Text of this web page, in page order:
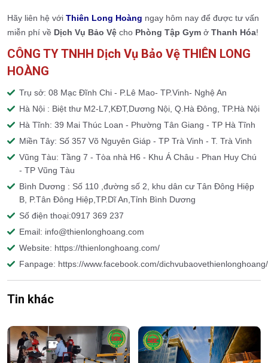
Hãy liên hệ với Thiên Long Hoàng ngay hôm nay để được tư vấn
miễn phí về Dịch Vụ Bảo Vệ cho Phòng Tập Gym ở Thanh Hóa!
CÔNG TY TNHH Dịch Vụ Bảo Vệ THIÊN LONG
HOÀNG
Trụ sở: 08 Mạc Đĩnh Chi - P.Lê Mao- TP.Vinh- Nghệ An
Hà Nội : Biệt thư M2-L7,KĐT,Dương Nội, Q.Hà Đông, TP.Hà Nội
Hà Tĩnh: 39 Mai Thúc Loan - Phường Tân Giang - TP Hà Tĩnh
Miền Tây: Số 357 Võ Nguyên Giáp - TP Trà Vinh - T. Trà Vinh
Vũng Tàu: Tầng 7 - Tòa nhà H6 - Khu Á Châu - Phan Huy Chú
- TP Vũng Tàu
Bình Dương : Số 110 ,đường số 2, khu dân cư Tân Đông Hiệp
B, P.Tân Đông Hiệp,TP.Dĩ An,Tỉnh Bình Dương
Số điện thoại:0917 369 237
Email: info@thienlonghoang.com
Website: https://thienlonghoang.com/
Fanpage: https://www.facebook.com/dichvubaovethienlonghoang/
Tin khác